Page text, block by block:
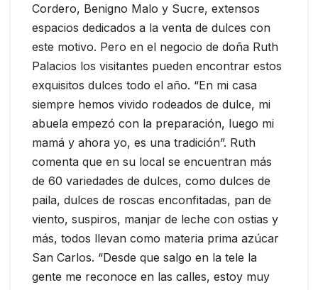
Cordero, Benigno Malo y Sucre, extensos
espacios dedicados a la venta de dulces con
este motivo. Pero en el negocio de doña Ruth
Palacios los visitantes pueden encontrar estos
exquisitos dulces todo el año. “En mi casa
siempre hemos vivido rodeados de dulce, mi
abuela empezó con la preparación, luego mi
mamá y ahora yo, es una tradición”. Ruth
comenta que en su local se encuentran más
de 60 variedades de dulces, como dulces de
paila, dulces de roscas enconfitadas, pan de
viento, suspiros, manjar de leche con ostias y
más, todos llevan como materia prima azúcar
San Carlos. “Desde que salgo en la tele la
gente me reconoce en las calles, estoy muy